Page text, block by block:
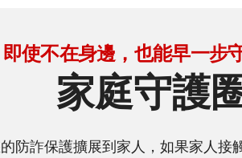
即使不在身邊，也能早一步
家庭守護
防詐保護擴展到家人，如果家人接